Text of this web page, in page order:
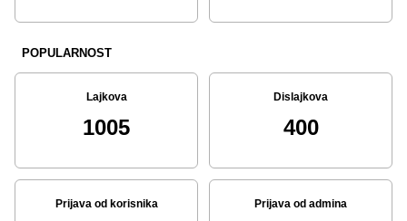
POPULARNOST
Lajkova
1005
Dislajkova
400
Prijava od korisnika Prijava od admina